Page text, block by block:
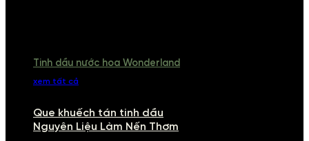
Tinh dầu nước hoa Wonderland
xem tất cả
Que khuếch tán tinh dầu
Nguyên Liệu Làm Nến Thơm